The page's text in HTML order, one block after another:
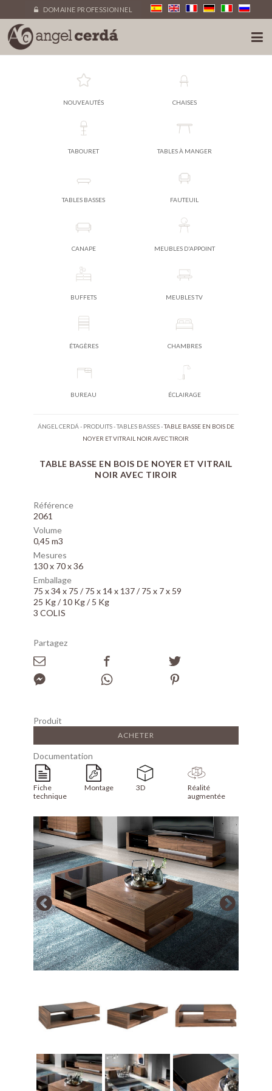
DOMAINE PROFESSIONNEL
NOUVEAUTÉS CHAISES
TABOURET TABLES À MANGER
TABLES BASSES FAUTEUIL
CANAPE MEUBLES D'APPOINT
BUFFETS MEUBLES TV
ÉTAGÈRES CHAMBRES
BUREAU ÉCLAIRAGE
ÁNGEL CERDÁ - PRODUITS-TABLES BASSES-TABLE BASSE EN BOIS DE
NOYER ET VITRAIL NOIR AVEC TIROIR
TABLE BASSE EN BOIS DE NOYER ET VITRAIL
NOIR AVEC TIROIR
Référence
2061
Volume
0,45 m3
Mesures
130 x 70 x 36
Emballage
75 x 34 x 75 / 75 x 14 x 137 / 75 x 7 x 59
25 Kg / 10 Kg / 5 Kg
3 COLIS
Partagez
Produit
ACHETER
Documentation
Fiche
technique
Montage 3D
Réalité
augmentée
Array